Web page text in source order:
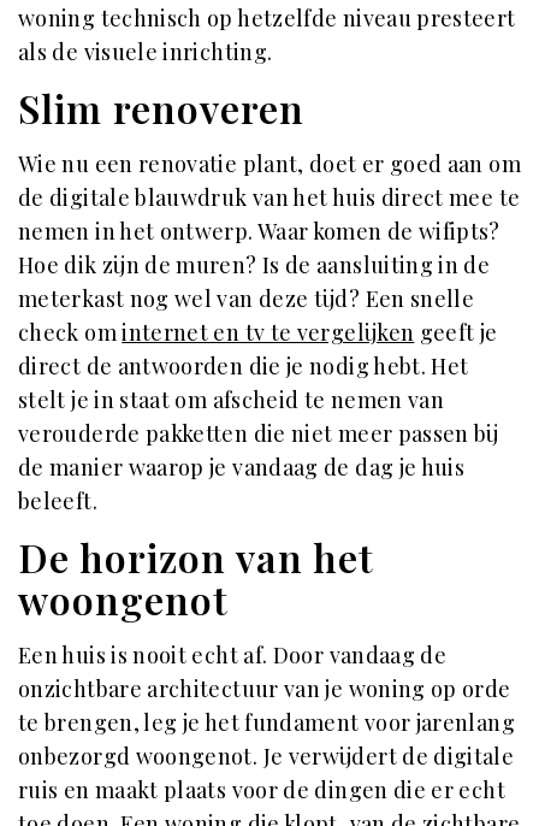
woning technisch op hetzelfde niveau presteert
als de visuele inrichting.
Slim renoveren
Wie nu een renovatie plant, doet er goed aan om
de digitale blauwdruk van het huis direct mee te
nemen in het ontwerp. Waar komen de wifipts?
Hoe dik zijn de muren? Is de aansluiting in de
meterkast nog wel van deze tijd? Een snelle
check ominternet en tv te vergelijken geeft je
direct de antwoorden die je nodig hebt. Het
stelt je in staat om afscheid te nemen van
verouderde pakketten die niet meer passen bij
de manier waarop je vandaag de dag je huis
beleeft.
De horizon van het
woongenot
Een huis is nooit echt af. Door vandaag de
onzichtbare architectuur van je woning op orde
te brengen, leg je het fundament voor jarenlang
onbezorgd woongenot. Je verwijdert de digitale
ruis en maakt plaats voor de dingen die er echt